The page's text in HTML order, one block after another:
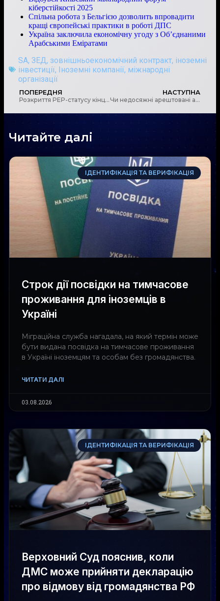
кіберстійкості 2025
Спільна робота з Бельгією дозволить впровадити
кращі європейські практики в роботі ДПС
Україна заключила економічну угоду з Об’єднаними
Арабськими Еміратами
SA, ЗЕД, зовнішньоекономічний контракт, іноземні
інвестиції, Іноземні компанії, міжнародні
організації
ПОПЕРЕДНЯ
Розкриття PEP-статусу кінцевих бенефіціарів стало обов’язковим для видобувного бізнесу
НАСТУПНА
Чи недосяжні арештовані активи в криптовалютах та інших віртуальних активах для управління?
Читайте далі
ІДЕНТИФІКАЦІЯ ТА ВЕРИФІКАЦІЯ
Строк дії посвідки на тимчасове
проживання для іноземців в
Україні
Міграційна служба нагадала, на який термін може
бути видана посвідка на тимчасове проживання
в Україні іноземцям та особам без громадянства.
ЧИТАТИ ДАЛІ
03.08.2026
ІДЕНТИФІКАЦІЯ ТА ВЕРИФІКАЦІЯ
Верховний Суд пояснив, коли
ДМС може прийняти декларацію
про відмову від громадянства РФ